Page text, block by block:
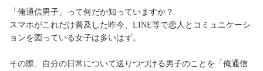
「俺通信男子」って何だか知っていますか？
スマホがこれだけ普及した昨今、LINE等で恋人とコミュニケーシ
ョンを図っている女子は多いはず。
その際、自分の日常について送りつづける男子のことを「俺通信